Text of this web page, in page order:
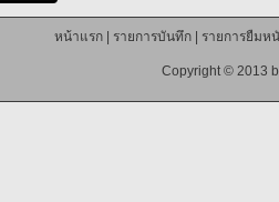
หน้าแรก| รายการบันทึก| รายการยืมห
Copyright © 2013